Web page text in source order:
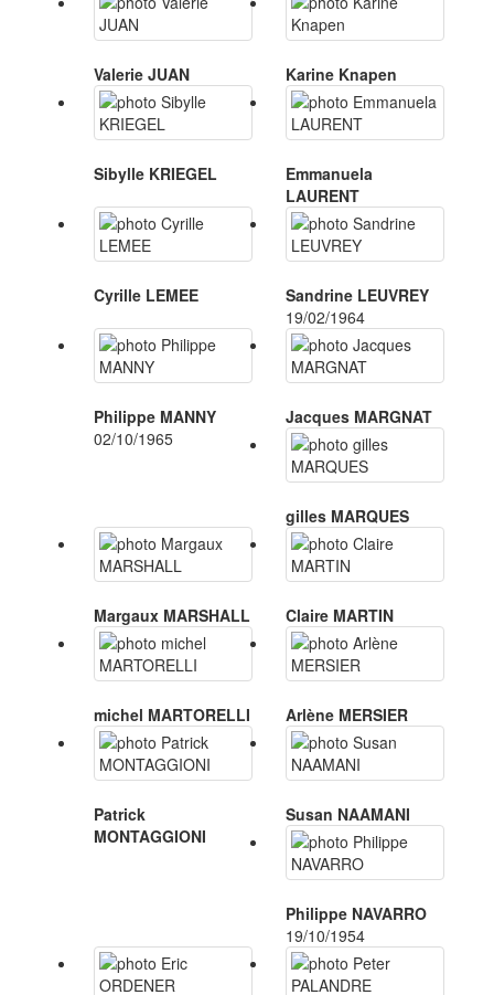
Valerie JUAN Karine Knapen
Sibylle KRIEGEL
Emmanuela
LAURENT
Cyrille LEMEE
Sandrine LEUVREY
19/02/1964
Philippe MANNY
02/10/1965
Jacques MARGNAT
gilles MARQUES
Margaux MARSHALL Claire MARTIN
michel MARTORELLI Arlène MERSIER
Patrick
MONTAGGIONI
Susan NAAMANI
Philippe NAVARRO
19/10/1954